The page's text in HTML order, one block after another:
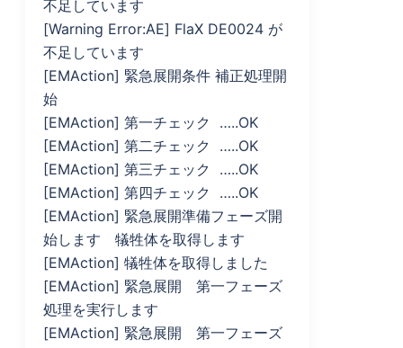
不足しています
[Warning Error:AE] FlaX DE0024 が
不足しています
[EMAction] 緊急展開条件 補正処理開
始
[EMAction] 第一チェック …..OK
[EMAction] 第二チェック …..OK
[EMAction] 第三チェック …..OK
[EMAction] 第四チェック …..OK
[EMAction] 緊急展開準備フェーズ開
始します 犠牲体を取得します
[EMAction] 犠牲体を取得しました
[EMAction] 緊急展開 第一フェーズ
処理を実行します
[EMAction] 緊急展開 第一フェーズ